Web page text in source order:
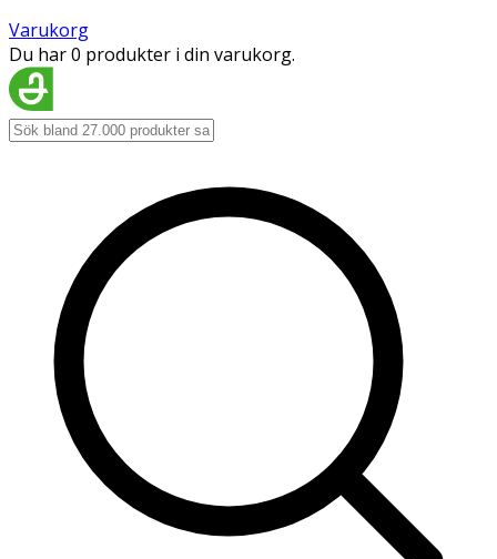
Varukorg
Du har 0 produkter i din varukorg.